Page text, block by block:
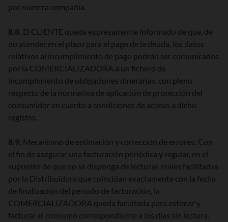
por nuestra compañía.
8.8. El CLIENTE queda expresamente informado de que, de
no atender en el plazo para el pago de la deuda, los datos
relativos al incumplimiento de pago podrán ser comunicados
por la COMERCIALIZADORA a un fichero de
incumplimiento de obligaciones dinerarias, con pleno
respecto de la normativa de aplicación de protección del
consumidor en cuanto a condiciones de acceso a dicho
registro.
8.9. Mecanismo de estimación y corrección de errores: Con
el fin de asegurar una facturación periódica y regular, en el
supuesto de que no se disponga de lecturas reales facilitadas
por la Distribuidora que coincidan exactamente con la fecha
de finalización del periodo de facturación, la
COMERCIALIZADORA queda facultada para estimar y
facturar el consumo correspondiente a los días sin lectura.